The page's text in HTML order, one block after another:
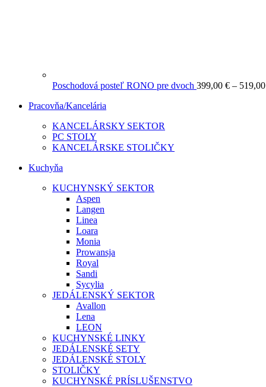
Poschodová posteľ RONO pre dvoch 399,00 € –
Pracovňa/Kancelária
KANCELÁRSKY SEKTOR
PC STOLY
KANCELÁRSKE STOLIČKY
Kuchyňa
KUCHYNSKÝ SEKTOR
Aspen
Langen
Linea
Loara
Monia
Prowansja
Royal
Sandi
Sycylia
JEDÁLENSKÝ SEKTOR
Avallon
Lena
LEON
KUCHYNSKÉ LINKY
JEDÁLENSKÉ SETY
JEDÁLENSKÉ STOLY
STOLIČKY
KUCHYNSKÉ PRÍSLUŠENSTVO